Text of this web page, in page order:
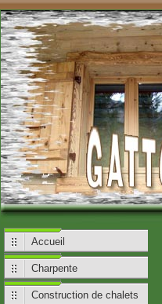
Accueil
Charpente
Construction de chalets